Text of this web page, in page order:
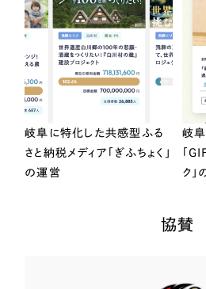
岐阜に特化した共感型ふる
さと納税メディア「ぎふちょく」
の運営
岐阜
「
ク」
協賛